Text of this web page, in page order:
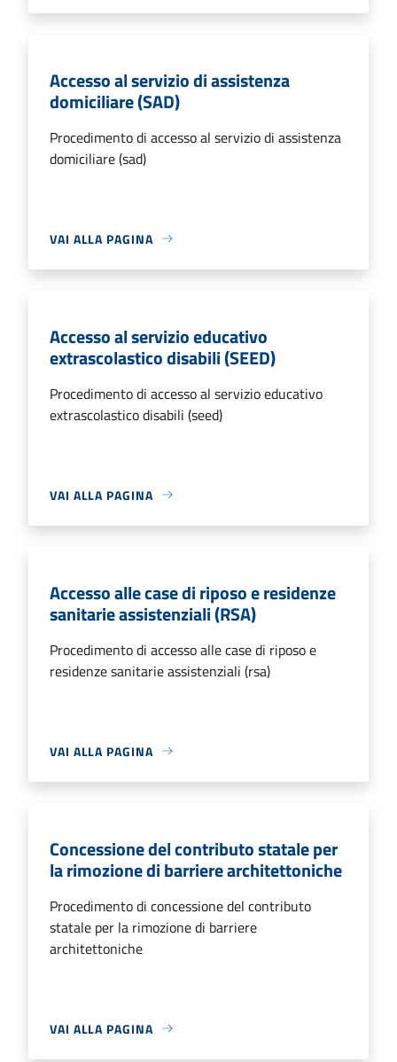
Accesso al servizio di assistenza
domiciliare (SAD)
Procedimento di accesso al servizio di assistenza
domiciliare (sad)
VAI ALLA PAGINA
Accesso al servizio educativo
extrascolastico disabili (SEED)
Procedimento di accesso al servizio educativo
extrascolastico disabili (seed)
VAI ALLA PAGINA
Accesso alle case di riposo e residenze
sanitarie assistenziali (RSA)
Procedimento di accesso alle case di riposo e
residenze sanitarie assistenziali (rsa)
VAI ALLA PAGINA
Concessione del contributo statale per
la rimozione di barriere architettoniche
Procedimento di concessione del contributo
statale per la rimozione di barriere
architettoniche
VAI ALLA PAGINA